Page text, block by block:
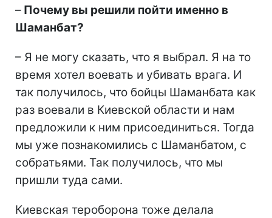
– Почему вы решили пойти именно в
Шаманбат?
– Я не могу сказать, что я выбрал. Я на то
время хотел воевать и убивать врага. И
так получилось, что бойцы Шаманбата как
раз воевали в Киевской области и нам
предложили к ним присоединиться. Тогда
мы уже познакомились с Шаманбатом, с
собратьями. Так получилось, что мы
пришли туда сами.
Киевская тероборона тоже делала